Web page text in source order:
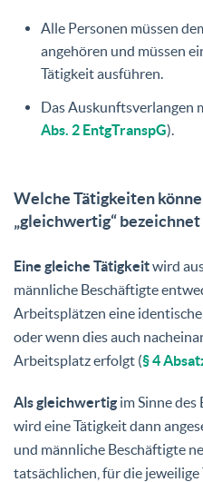
Alle Personen müssen
angehören und müssen
Tätigkeit ausführen.
Das Auskunftsverlangen
Abs. 2 EntgTranspG).
Welche Tätigkeiten
„gleichwertig“
Eine gleiche Tätigkeitwird
männliche Beschäftigte
Arbeitsplätzen eine
oder wenn dies auch
Arbeitsplatz erfolgt (§ 4
Als gleichwertig im Sinne
wird eine Tätigkeit dann
und männliche Beschäftigte
tatsächlichen, für die